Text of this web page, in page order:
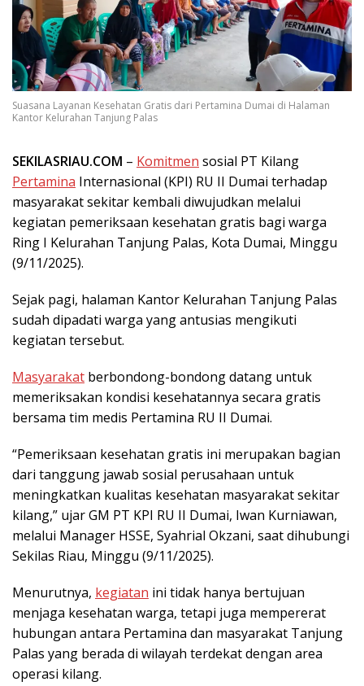
Suasana Layanan Kesehatan Gratis dari Pertamina Dumai di Halaman
Kantor Kelurahan Tanjung Palas
SEKILASRIAU.COM – Komitmen sosial PT Kilang
Pertamina Internasional (KPI) RU II Dumai terhadap
masyarakat sekitar kembali diwujudkan melalui
kegiatan pemeriksaan kesehatan gratis bagi warga
Ring I Kelurahan Tanjung Palas, Kota Dumai, Minggu
(9/11/2025).
Sejak pagi, halaman Kantor Kelurahan Tanjung Palas
sudah dipadati warga yang antusias mengikuti
kegiatan tersebut.
Masyarakat berbondong-bondong datang untuk
memeriksakan kondisi kesehatannya secara gratis
bersama tim medis Pertamina RU II Dumai.
“Pemeriksaan kesehatan gratis ini merupakan bagian
dari tanggung jawab sosial perusahaan untuk
meningkatkan kualitas kesehatan masyarakat sekitar
kilang,” ujar GM PT KPI RU II Dumai, Iwan Kurniawan,
melalui Manager HSSE, Syahrial Okzani, saat dihubungi
Sekilas Riau, Minggu (9/11/2025).
Menurutnya, kegiatan ini tidak hanya bertujuan
menjaga kesehatan warga, tetapi juga mempererat
hubungan antara Pertamina dan masyarakat Tanjung
Palas yang berada di wilayah terdekat dengan area
operasi kilang.